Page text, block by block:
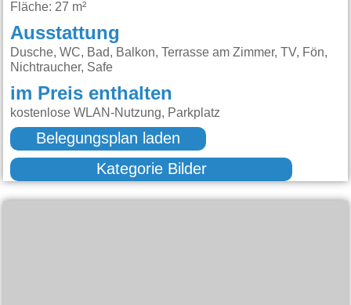
Fläche: 27 m²
Ausstattung
Dusche, WC, Bad, Balkon, Terrasse am Zimmer, TV, Fön,
Nichtraucher, Safe
im Preis enthalten
kostenlose WLAN-Nutzung, Parkplatz
Belegungsplan laden
Kategorie Bilder